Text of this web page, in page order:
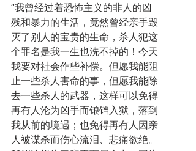
“我曾经过着恐怖主义的非人的凶
残和暴力的生活，竟然曾经亲手毁
灭了别人的宝贵的生命，杀人犯这
个罪名是我一生也洗不掉的！今天
我要对社会作些补偿。但愿我能阻
止一些杀人害命的事，但愿我能除
去一些杀人的武器，这样可以免得
再有人沦为凶手而锒铛入狱，落到
我从前的境遇；也免得再有人因亲
人被谋杀而伤心流泪、悲痛欲绝。